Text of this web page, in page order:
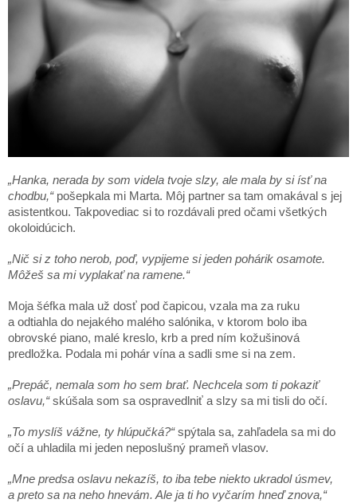
„Hanka, nerada by som videla tvoje slzy, ale mala by si ísť na
chodbu,“pošepkala mi Marta. Môj partner sa tam omakával s jej
asistentkou. Takpovediac si to rozdávali pred očami všetkých
okoloidúcich.
„Nič si z toho nerob, poď, vypijeme si jeden pohárik osamote.
Môžeš sa mi vyplakať na ramene.“
Moja šéfka mala už dosť pod čapicou, vzala ma za ruku
a odtiahla do nejakého malého salónika, v ktorom bolo iba
obrovské piano, malé kreslo, krb a pred ním kožušinová
predložka. Podala mi pohár vína a sadli sme si na zem.
„Prepáč, nemala som ho sem brať. Nechcela som ti pokaziť
oslavu,“skúšala som sa ospravedlniť a slzy sa mi tisli do očí.
„To myslíš vážne, ty hlúpučká?“spýtala sa, zahľadela sa mi do
očí a uhladila mi jeden neposlušný prameň vlasov.
„Mne predsa oslavu nekazíš, to iba tebe niekto ukradol úsmev,
a preto sa na neho hnevám. Ale ja ti ho vyčarím hneď znova,“